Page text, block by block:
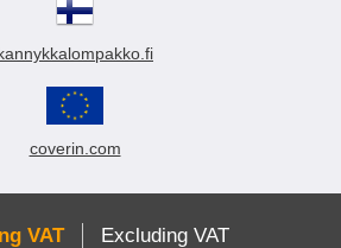
coverin.com
VAT Excluding VAT